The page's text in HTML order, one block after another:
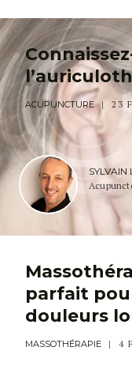
ACUPUNCTURE 23
SYLVAIN
parfait
douleurs
MASSOTHÉRAPIE 4